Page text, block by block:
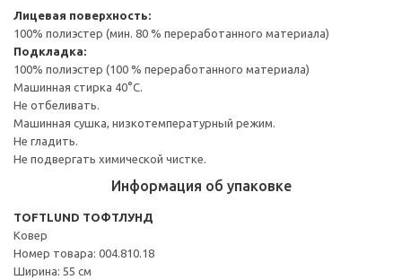
Лицевая поверхность:
100% полиэстер (мин. 80 % переработанного материала)
Подкладка:
100% полиэстер (100 % переработанного материала)
Машинная стирка 40°С.
Не отбеливать.
Машинная сушка, низкотемпературный режим.
Не гладить.
Не подвергать химической чистке.
Информация об упаковке
TOFTLUND ТОФТЛУНД
Ковер
Номер товара: 004.810.18
Ширина: 55 см